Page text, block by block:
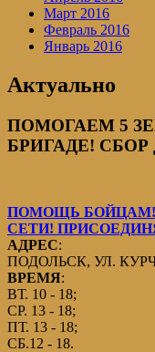
Март 2016
Февраль 2016
Январь 2016
Актуально
ПОМОГАЕМ 5
БРИГАДЕ! СБОР
ПОМОЩЬ
СЕТИ!
АДРЕС:
ПОДОЛЬСК, УЛ.
ВРЕМЯ:
ВТ. 10 - 18;
СР. 13 - 18;
ПТ. 13 - 18;
СБ.12 - 18.